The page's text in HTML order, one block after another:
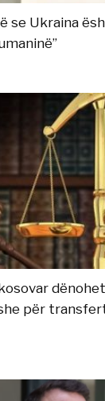
se Ukraina
për